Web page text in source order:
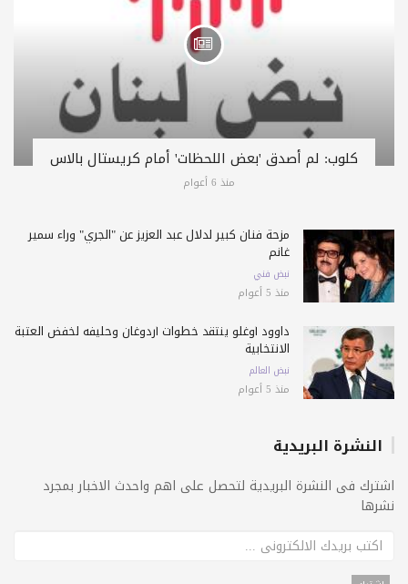
كلوب: لم أصدق 'بعض اللحظات' أمام كريستال بالاس
منذ 6 أعوام
مزحة فنان كبير لدلال عبد العزيز عن "الجري" وراء سمير
غانم
نبض فني
منذ 5 أعوام
داوود أوغلو ينتقد خطوات أردوغان وحليفه لخفض العتبة
الانتخابية
نبض العالم
منذ 5 أعوام
النشرة البريدية
اشترك فى النشرة البريدية لتحصل على اهم واحدث الاخبار بمجرد
نشرها